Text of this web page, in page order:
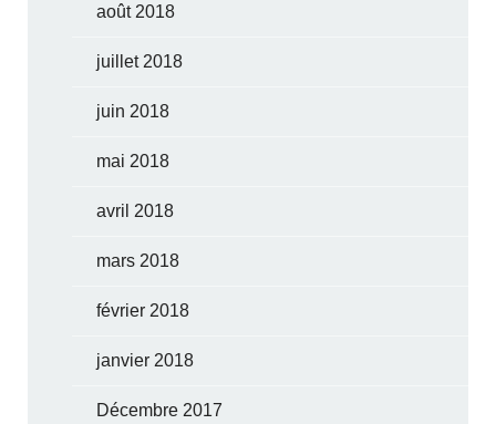
août 2018
juillet 2018
juin 2018
mai 2018
avril 2018
mars 2018
février 2018
janvier 2018
Décembre 2017